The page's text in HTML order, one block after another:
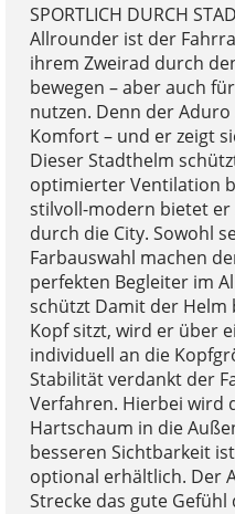
SPORTLICH DURCH
Allrounder ist der
ihrem Zweirad durch
bewegen – aber auch
nutzen. Denn der
Komfort – und er zeigt
Dieser Stadthelm
optimierter Ventilation
stilvoll-modern bietet er
durch die City. Sowohl
Farbauswahl machen
perfekten Begleiter im
schützt Damit der Helm
Kopf sitzt, wird er über
individuell an die
Stabilität verdankt der
Verfahren. Hierbei wird
Hartschaum in die
besseren Sichtbarkeit
optional erhältlich. Der
Strecke das gute Gefühl